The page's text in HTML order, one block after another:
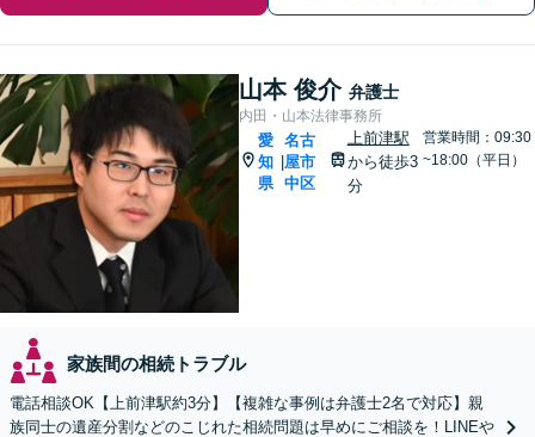
山本 俊介 弁護士
内田・山本法律事務所
愛
知
県
名古
屋市
中区
上前津駅
から徒歩3
分
営業時間：09:30
~18:00（平日）
家族間の相続トラブル
電話相談OK【上前津駅約3分】【複雑な事例は弁護士2名で対応】親
族同士の遺産分割などのこじれた相続問題は早めにご相談を！LINEや